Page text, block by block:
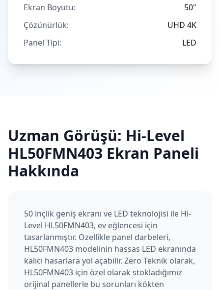
Ekran Boyutu:
50"
Çözünürlük:
UHD 4K
Panel Tipi:
LED
Uzman Görüşü: Hi-Level
HL50FMN403 Ekran Paneli
Hakkında
50 inçlik geniş ekranı ve LED teknolojisi ile Hi-
Level HL50FMN403, ev eğlencesi için
tasarlanmıştır. Özellikle panel darbeleri,
HL50FMN403 modelinin hassas LED ekranında
kalıcı hasarlara yol açabilir. Zero Teknik olarak,
HL50FMN403 için özel olarak stokladığımız
orijinal panellerle bu sorunları kökten